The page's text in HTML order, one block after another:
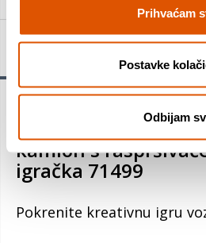
Prihvaćam
Postavke
Odbijam
Detalji proizvoda
LEGO® DREAMZzz™
kamion s
igračka 71499
Pokrenite kreativnu igru